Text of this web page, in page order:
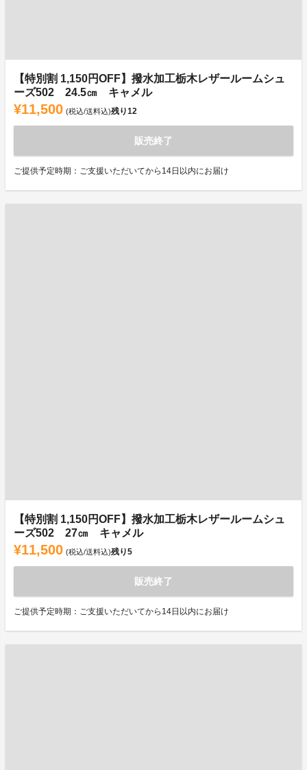
【特別割 1,150円OFF】撥水加工栃木レザールームシュ
ーズ502 24.5㎝ キャメル
¥11,500 (税込/送料込)残り12
販売終了
ご提供予定時期：ご支援いただいてから14日以内にお届け
【特別割 1,150円OFF】撥水加工栃木レザールームシュ
ーズ502 27㎝ キャメル
¥11,500 (税込/送料込)残り5
販売終了
ご提供予定時期：ご支援いただいてから14日以内にお届け